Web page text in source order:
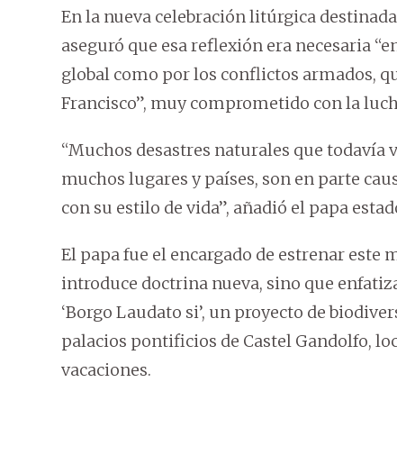
En la nueva celebración litúrgica
aseguró que esa reflexión era necesaria
global como por los conflictos armados,
Francisco”, muy comprometido con la
“Muchos desastres naturales que todavía
muchos lugares y países, son en parte
con su estilo de vida”, añadió el papa
El papa fue el encargado de estrenar este
introduce doctrina nueva, sino que
‘Borgo Laudato si’, un proyecto de
palacios pontificios de Castel Gandolfo,
vacaciones.